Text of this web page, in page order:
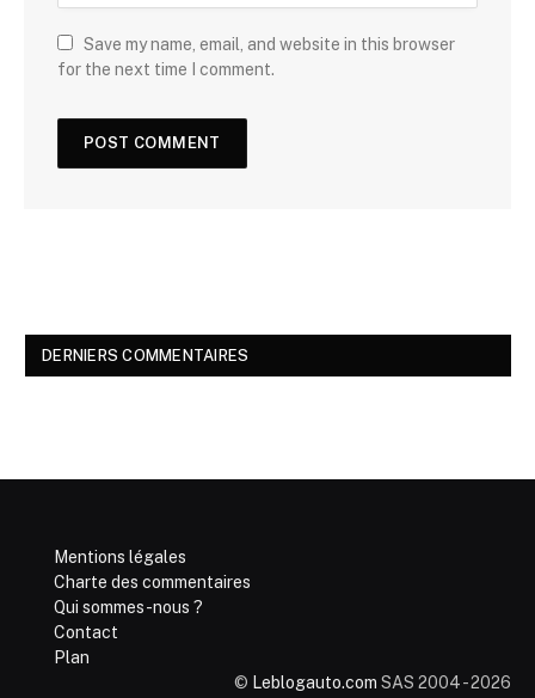
Save my name, email, and website in this browser
for the next time I comment.
DERNIERS COMMENTAIRES
Mentions légales
Charte des commentaires
Qui sommes-nous ?
Contact
Plan
© Leblogauto.com SAS 2004 - 2026